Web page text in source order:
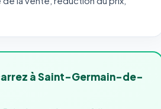
à Saint-Germain-de-